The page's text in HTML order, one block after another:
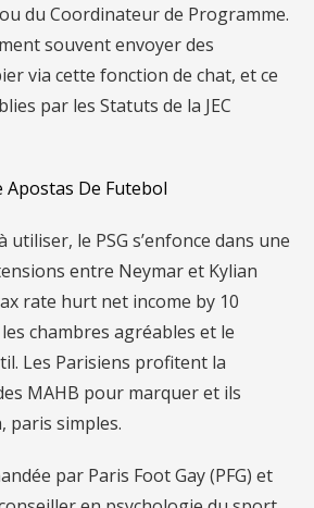
du Coordinateur de Programme.
souvent envoyer des
via cette fonction de chat, et ce
par les Statuts de la JEC
De Futebol
utiliser, le PSG s’enfonce dans une
entre Neymar et Kylian
rate hurt net income by 10
chambres agréables et le
Les Parisiens profitent la
MAHB pour marquer et ils
paris simples.
par Paris Foot Gay (PFG) et